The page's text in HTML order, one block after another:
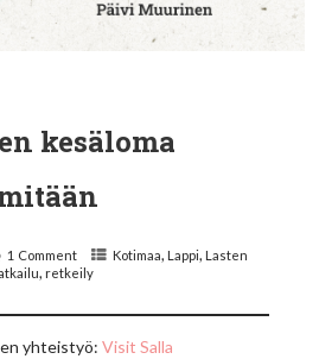
kesäloma
1 Comment Kotimaa,Lappi,Lasten
,retkeily
yhteistyö:Visit Salla